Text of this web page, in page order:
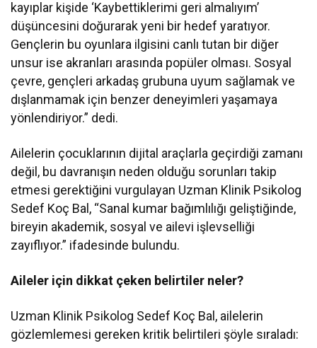
kayıplar kişide ‘Kaybettiklerimi geri almalıyım’
düşüncesini doğurarak yeni bir hedef yaratıyor.
Gençlerin bu oyunlara ilgisini canlı tutan bir diğer
unsur ise akranları arasında popüler olması. Sosyal
çevre, gençleri arkadaş grubuna uyum sağlamak ve
dışlanmamak için benzer deneyimleri yaşamaya
yönlendiriyor.” dedi.
Ailelerin çocuklarının dijital araçlarla geçirdiği zamanı
değil, bu davranışın neden olduğu sorunları takip
etmesi gerektiğini vurgulayan Uzman Klinik Psikolog
Sedef Koç Bal, “Sanal kumar bağımlılığı geliştiğinde,
bireyin akademik, sosyal ve ailevi işlevselliği
zayıflıyor.” ifadesinde bulundu.
Aileler için dikkat çeken belirtiler neler?
Uzman Klinik Psikolog Sedef Koç Bal, ailelerin
gözlemlemesi gereken kritik belirtileri şöyle sıraladı: